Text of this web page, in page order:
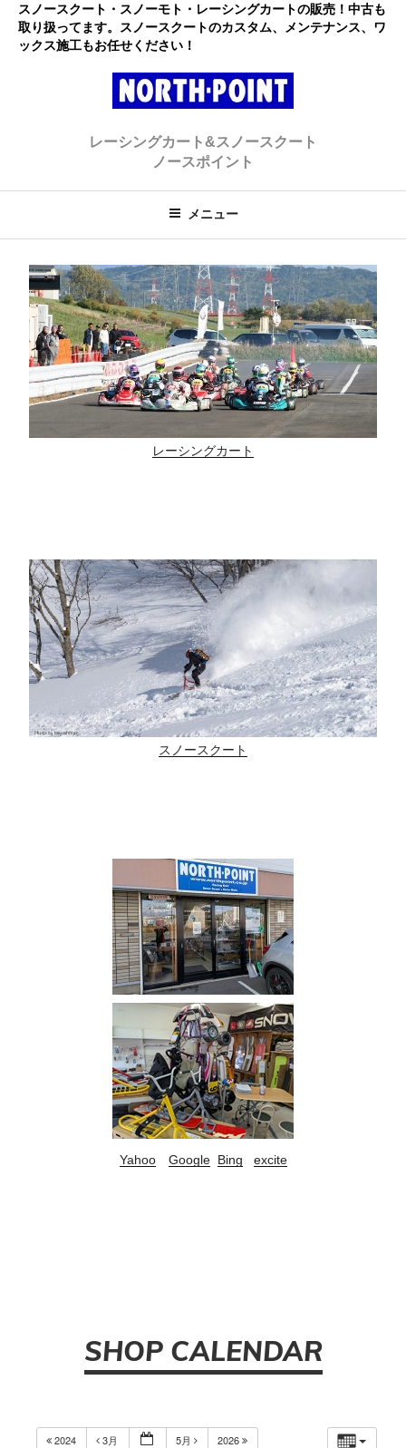
プ
スノースクート・スノーモト・レーシングカートの販売！中古も
取り扱ってます。スノースクートのカスタム、メンテナンス、ワ
ックス施工もお任せください！
ト ノースポイント
レーシングカート&スノースクート
ノースポイント
メニュー
レーシングカート
スノースクート
Yahoo Google Bing excite
SHOP CALENDAR
2024 3月 5月 2026